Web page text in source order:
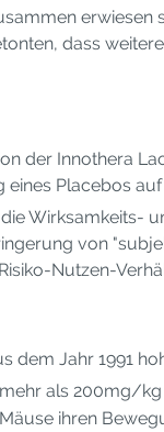
erwiesen
dass
der Innothera
Placebos
Wirksamkeits-
von
Nutzen-
dem Jahr 1991
als 200mg/
ihren